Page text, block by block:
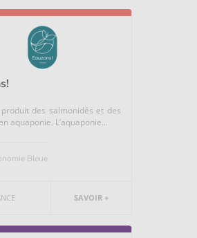
produit des salmonidés et des
aquaponie. L’aquaponie...
Bleue
SAVOIR +